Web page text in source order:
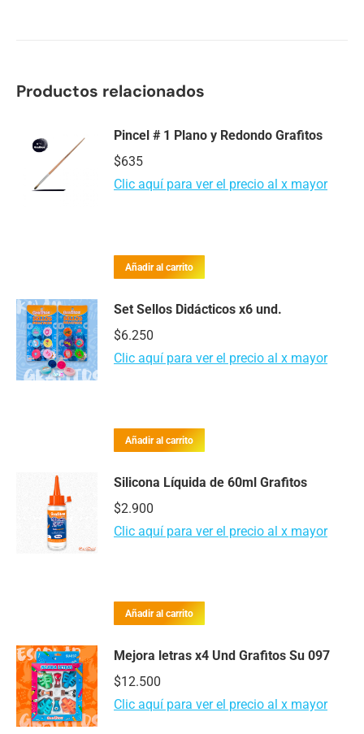
Productos relacionados
Pincel # 1 Plano y Redondo Grafitos
$635
Clic aquí para ver el precio al x mayor
Añadir al carrito
Set Sellos Didácticos x6 und.
$6.250
Clic aquí para ver el precio al x mayor
Añadir al carrito
Silicona Líquida de 60ml Grafitos
$2.900
Clic aquí para ver el precio al x mayor
Añadir al carrito
Mejora letras x4 Und Grafitos Su 097
$12.500
Clic aquí para ver el precio al x mayor